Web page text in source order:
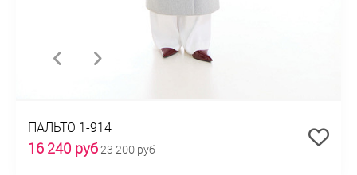
ПАЛЬТО 1-914
16 240 руб23 200 руб